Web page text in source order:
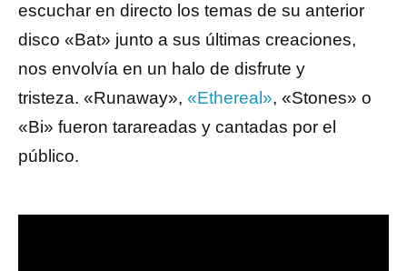
escuchar en directo los temas de su anterior
disco «Bat» junto a sus últimas creaciones,
nos envolvía en un halo de disfrute y
tristeza. «Runaway», «Ethereal», «Stones» o
«Bi» fueron tarareadas y cantadas por el
público.